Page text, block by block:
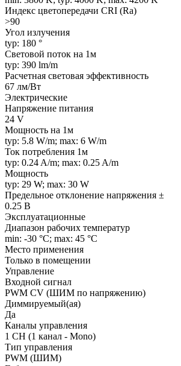
Индекс цветопередачи CRI (Ra)
>90
Угол излучения
typ: 180 °
Световой поток на 1м
typ: 390 lm/m
Расчетная световая эффективность
67 лм/Вт
Электрические
Напряжение питания
24 V
Мощность на 1м
typ: 5.8 W/m; max: 6 W/m
Ток потребления 1м
typ: 0.24 A/m; max: 0.25 A/m
Мощность
typ: 29 W; max: 30 W
Предельное отклонение напряжения ±
0.25 В
Эксплуатационные
Диапазон рабочих температур
min: -30 °C; max: 45 °C
Место применения
Только в помещении
Управление
Входной сигнал
PWM СV (ШИМ по напряжению)
Диммируемый(ая)
Да
Каналы управления
1 CH (1 канал - Mono)
Тип управления
PWM (ШИМ)